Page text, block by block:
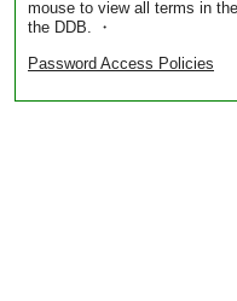
mouse to view all terms in
the DDB. ・
Password Access Policies